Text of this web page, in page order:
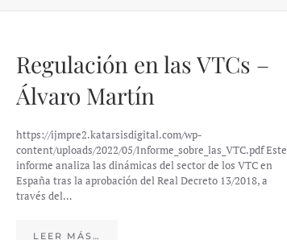
Regulación en las VTCs –
Álvaro Martín
https://ijmpre2.katarsisdigital.com/wp-
content/uploads/2022/05/Informe_sobre_las_VTC.pdf Este
informe analiza las dinámicas del sector de los VTC en
España tras la aprobación del Real Decreto 13/2018, a
través del…
LEER MÁS…